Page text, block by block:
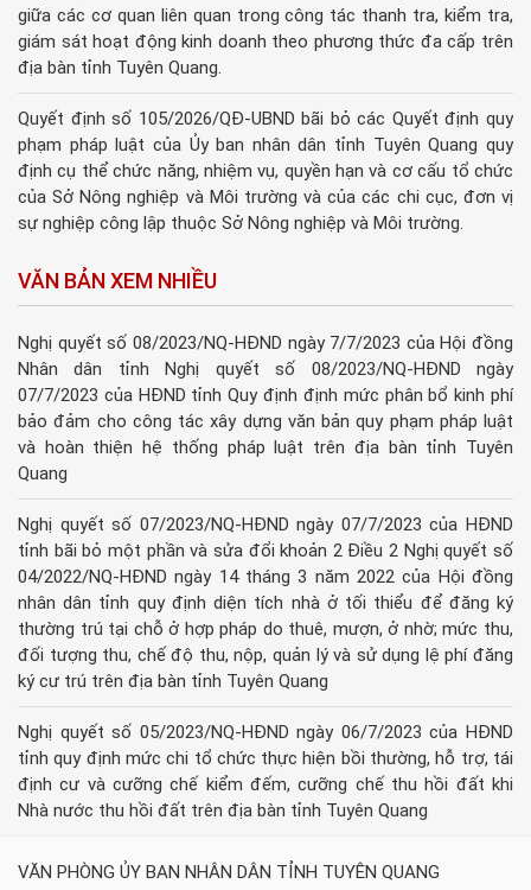
giữa các cơ quan liên quan trong công tác thanh tra, kiểm tra,
giám sát hoạt động kinh doanh theo phương thức đa cấp trên
địa bàn tỉnh Tuyên Quang.
Quyết định số 105/2026/QĐ-UBND bãi bỏ các Quyết định quy
phạm pháp luật của Ủy ban nhân dân tỉnh Tuyên Quang quy
định cụ thể chức năng, nhiệm vụ, quyền hạn và cơ cấu tổ chức
của Sở Nông nghiệp và Môi trường và của các chi cục, đơn vị
sự nghiệp công lập thuộc Sở Nông nghiệp và Môi trường.
VĂN BẢN XEM NHIỀU
Nghị quyết số 08/2023/NQ-HĐND ngày 7/7/2023 của Hội đồng
Nhân dân tỉnh Nghị quyết số 08/2023/NQ-HĐND ngày
07/7/2023 của HĐND tỉnh Quy định định mức phân bổ kinh phí
bảo đảm cho công tác xây dựng văn bản quy phạm pháp luật
và hoàn thiện hệ thống pháp luật trên địa bàn tỉnh Tuyên
Quang
Nghị quyết số 07/2023/NQ-HĐND ngày 07/7/2023 của HĐND
tỉnh bãi bỏ một phần và sửa đổi khoản 2 Điều 2 Nghị quyết số
04/2022/NQ-HĐND ngày 14 tháng 3 năm 2022 của Hội đồng
nhân dân tỉnh quy định diện tích nhà ở tối thiểu để đăng ký
thường trú tại chỗ ở hợp pháp do thuê, mượn, ở nhờ; mức thu,
đối tượng thu, chế độ thu, nộp, quản lý và sử dụng lệ phí đăng
ký cư trú trên địa bàn tỉnh Tuyên Quang
Nghị quyết số 05/2023/NQ-HĐND ngày 06/7/2023 của HĐND
tỉnh quy định mức chi tổ chức thực hiện bồi thường, hỗ trợ, tái
định cư và cưỡng chế kiểm đếm, cưỡng chế thu hồi đất khi
Nhà nước thu hồi đất trên địa bàn tỉnh Tuyên Quang
VĂN PHÒNG ỦY BAN NHÂN DÂN TỈNH TUYÊN QUANG